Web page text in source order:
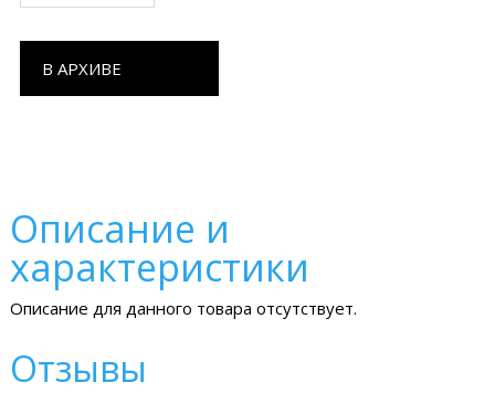
В АРХИВЕ
Описание и
характеристики
Описание для данного товара отсутствует.
Отзывы